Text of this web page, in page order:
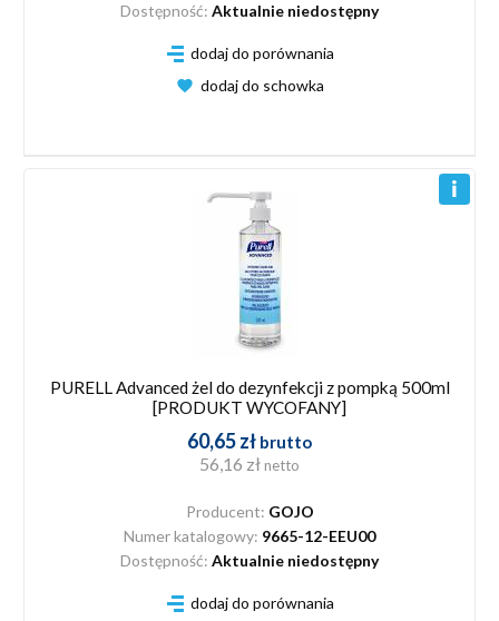
Dostępność: Aktualnie niedostępny
dodaj do porównania
dodaj do schowka
PURELL Advanced żel do dezynfekcji z pompką 500ml
[PRODUKT WYCOFANY]
60,65 zł brutto
56,16 zł netto
Producent: GOJO
Numer katalogowy: 9665-12-EEU00
Dostępność: Aktualnie niedostępny
dodaj do porównania